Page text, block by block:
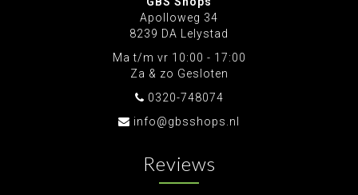
Apolloweg 34
8239 DA Lelystad
Ma t/m vr 10:00 - 17:00
Za & zo Gesloten
0320-748074
info@gbsshops.nl
Reviews